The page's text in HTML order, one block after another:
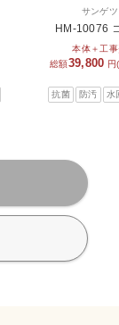
サンゲツ
HM-10076
本体＋工
総額39,800 円
抗菌 防汚 水